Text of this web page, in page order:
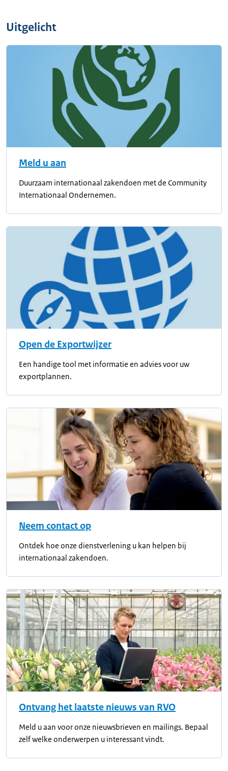
Uitgelicht
Meld u aan
Duurzaam internationaal zakendoen met de Community
Internationaal Ondernemen.
Open de Exportwijzer
Een handige tool met informatie en advies voor uw
exportplannen.
Neem contact op
Ontdek hoe onze dienstverlening u kan helpen bij
internationaal zakendoen.
Ontvang het laatste nieuws van RVO
Meld u aan voor onze nieuwsbrieven en mailings. Bepaal
zelf welke onderwerpen u interessant vindt.